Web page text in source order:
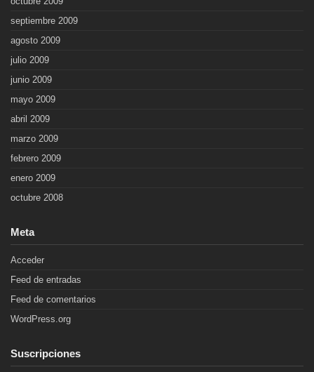
septiembre 2009
agosto 2009
julio 2009
junio 2009
mayo 2009
abril 2009
marzo 2009
febrero 2009
enero 2009
octubre 2008
Meta
Acceder
Feed de entradas
Feed de comentarios
WordPress.org
Suscripciones